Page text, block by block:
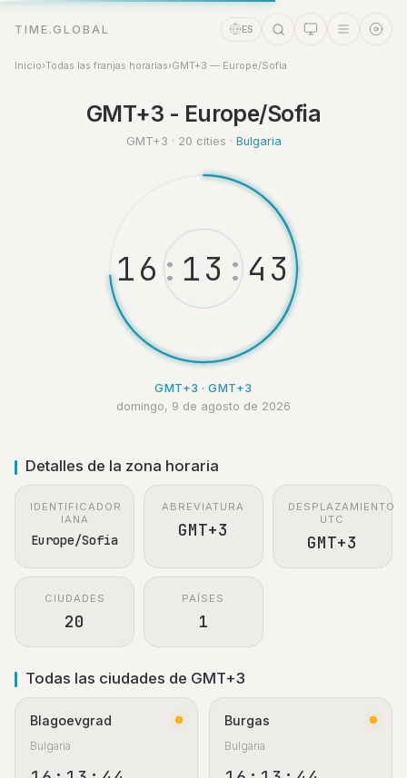
TIME.GLOBAL ES
Inicio›Todas las franjas horarias›GMT+3 — Europe/Sofia
GMT+3 - Europe/Sofia
GMT+3 · 20 cities · Bulgaria
16: 13 :44
GMT+3 · GMT+3
domingo, 9 de agosto de 2026
Detalles de la zona horaria
IDENTIFICADOR
IANA
Europe/Sofia
ABREVIATURA
GMT+3
DESPLAZAMIENTO
UTC
GMT+3
CIUDADES
20
PAÍSES
1
Todas las ciudades de GMT+3
Blagoevgrad
Bulgaria
Burgas
Bulgaria
Asistente de tiempo